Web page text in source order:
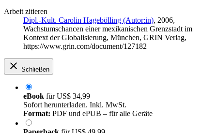
Arbeit zitieren
Dipl.-Kult. Carolin Hagebölling (Autor:in), 2006,
Wachstumschancen einer mexikanischen Grenzstadt im
Kontext der Globalisierung, München, GRIN Verlag,
https://www.grin.com/document/127182
Schließen
eBook fürUS$ 34,99
Sofort herunterladen. Inkl. MwSt.
Format: PDF und ePUB – für alle Geräte